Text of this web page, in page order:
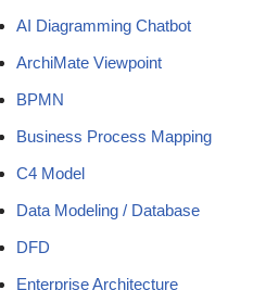
AI Diagramming Chatbot
ArchiMate Viewpoint
BPMN
Business Process Mapping
C4 Model
Data Modeling / Database
DFD
Enterprise Architecture